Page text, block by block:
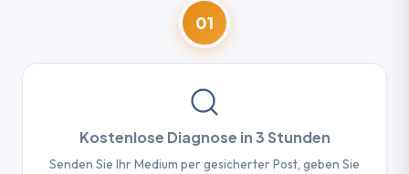
01
Kostenlose Diagnose in 3 Stunden
Senden Sie Ihr Medium per gesicherter Post, geben Sie